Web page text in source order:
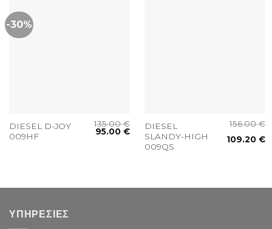
-30%
DIESEL D-JOY
009HF
135.00€
95.00€
DIESEL
SLANDY-HIGH
009QS
156.00€
109.20€
ΥΠΗΡΕΣΙΕΣ